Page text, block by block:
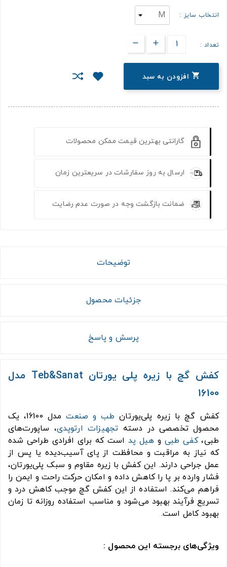
انتخاب سایز :
تعداد :
 افزودن به سبد
گارانتی بهترین قیمت ممکن محصولات
ارسال به روز سفارشات در سریعترین زمان
ضمانت بازگشت وجه در صورت عدم رضایت
توضیحات
جزئیات محصول
پرسش و پاسخ
کفش گچ با زیره پلی یورتان Teb&Sanat مدل
16100
کفش گچ با زیره پلی‌یورتان طب و صنعت
مدل 16100، یک
محصول تخصصی در دسته تجهیزات ارتوپدی، ساپورت‌های
طبی،کفی طبیو هیل پد است که برای افرادی طراحی شده
که نیاز به مراقبت و محافظت از پای آسیب‌دیده یا پس از
عمل جراحی دارند. این کفش با زیره مقاوم و سبک پلی‌یورتان،
فشار وارده بر پا را کاهش داده و امکان حرکت راحت و ایمن را
فراهم می‌کند. استفاده از این کفش گچ موجب کاهش درد و
تسریع فرآیند بهبود می‌شود و مناسب استفاده روزانه تا زمان
بهبود کامل است.
ویژگی‌های برجسته این محصول :